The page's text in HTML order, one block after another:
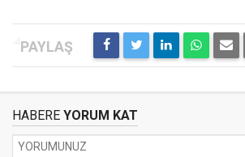
HABERE YORUM KAT